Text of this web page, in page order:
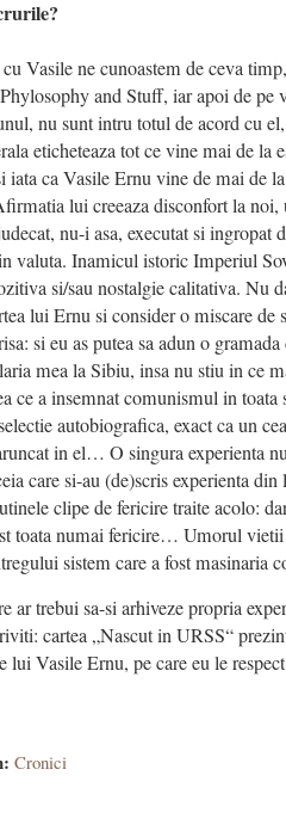
Vasile ne cunoastem de ceva
and Stuff, iar apoi de pe
nu sunt intru totul de acord cu
eticheteaza tot ce vine mai de la
iata ca Vasile Ernu vine de mai de
lui creeaza disconfort la
nu-i asa, executat si ingropat
valuta. Inamicul istoric Imperiul
si/sau nostalgie calitativa. Nu
lui Ernu si consider o miscare de
si eu as putea sa adun o
mea la Sibiu, insa nu stiu in ce
ce a insemnat comunismul in
autobiografica, exact ca un
in el… O singura experienta
care si-au (de)scris experienta
clipe de fericire traite acolo:
toata numai fericire… Umorul vietii
sistem care a fost masinaria
ar trebui sa-si arhiveze propria
cartea „Nascut in URSS“
Vasile Ernu, pe care eu le
Cronici